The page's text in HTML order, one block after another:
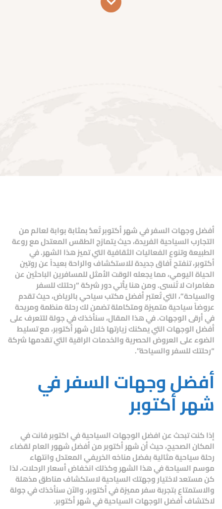
أفضل وجهات السفر في شهر أكتوبرتُعدُّ بمثابة بوابة لعالم من
التجارب السياحية الفريدة، حيث يتمازج الطقس المعتدل مع روعة
الطبيعة وتنوع الفعاليات الثقافية التي تميز هذا الشهر. في
أكتوبر، تنفتح آفاق جديدة للاستكشاف والراحة بعيداً عن روتين
الحياة اليومي، مما يجعله الوقت الأمثل للمسافرين الباحثين عن
مغامرات لا تُنسى. ومن هنا يأتي دور شركة “رحلتك للسفر
والسياحة”، التي تُعتبر أفضل مكتب سياحي بالرياض، حيث تقدم
عروضاً سياحية متميزة ومتكاملة تضمن لك رحلة منظمة ومريحة
في أرقى الوجهات. في هذا المقال، سنأخذك في جولة للتعرف على
أفضل الوجهات التي يمكنك زيارتها خلال شهر أكتوبر، مع تسليط
الضوء على العروض الحصرية والخدمات الراقية التي تقدمها شركة
“رحلتك للسفر والسياحة”.
أفضل وجهات السفر في
شهر أكتوبر
إذا كنت تبحث عنافضل الوجهات السياحية في اكتوبرفانت في
المكان الصحيح، حيث أن شهر أكتوبر من أفضل شهور العام لقضاء
رحلة سياحية مثالية بفضل مناخه الخريفي المعتدل وانتهاء
موسم السياحة في هذا الشهر وكذلك انخفاض أسعار الرحلات، لذا
كن مستعد لاختيار وجهتك السياحية لاستكشاف مناطق مذهلة
والاستمتاع بتجربة سفر مميزة في أكتوبر، والآن سنأخذك في جولة
لاكتشاف أفضل الوجهات السياحية في شهر أكتوبر.